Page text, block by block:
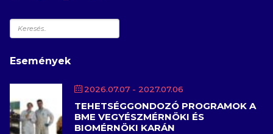
Keresés
Események
2026.07.07 - 2027.07.06
TEHETSÉGGONDOZÓ PROGRAMOK A
BME VEGYÉSZMÉRNÖKI ÉS
BIOMÉRNÖKI KARÁN